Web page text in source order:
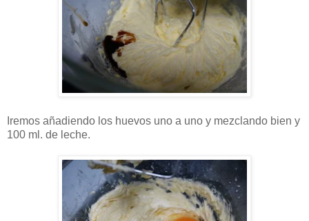
Iremos añadiendo los huevos uno a uno y mezclando bien y
100 ml. de leche.